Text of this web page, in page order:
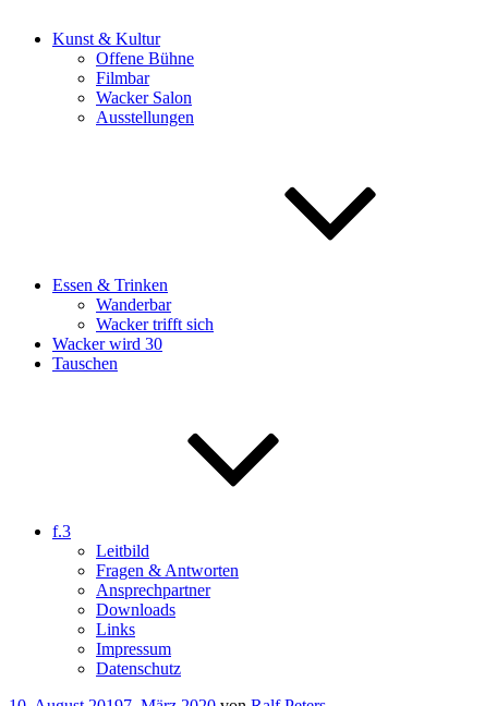
Kunst & Kultur
Offene Bühne
Filmbar
Wacker Salon
Ausstellungen
Essen & Trinken
Wanderbar
Wacker trifft sich
Wacker wird 30
Tauschen
f.3
Leitbild
Fragen & Antworten
Ansprechpartner
Downloads
Links
Impressum
Datenschutz